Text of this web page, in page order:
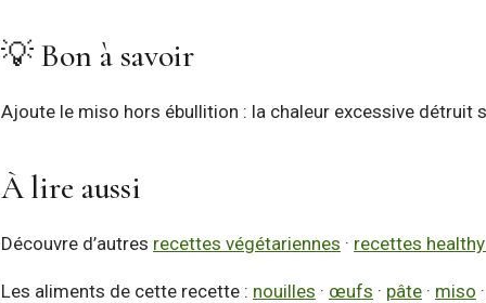
💡 Bon à savoir
Ajoute le miso hors ébullition : la chaleur excessive détruit
À lire aussi
Découvre d’autres recettes végétariennes · recettes
Les aliments de cette recette : nouilles · œufs · pâte · miso ·